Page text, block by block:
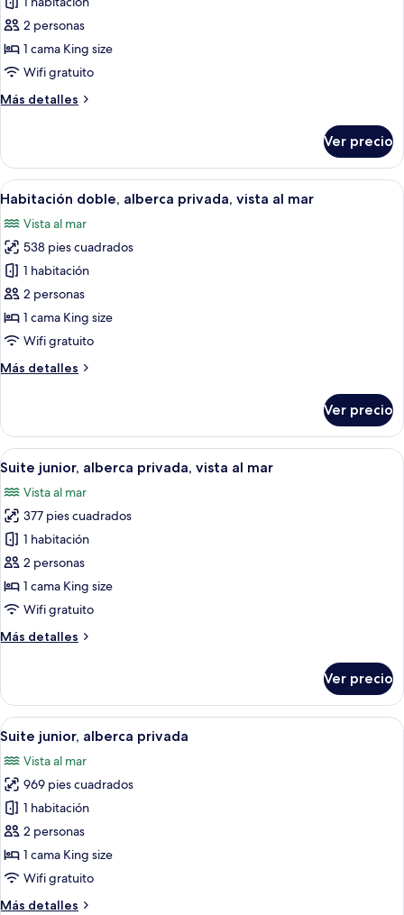
fotos
de
Habitación
doble
2 personas
1 cama King size
Wifi gratuito
Más detalles
Más
doble
Ver precio
Abrir
todas
las
fotos
de
Habitación
doble,
alberca
privada,
vista
Una piscina al borde de un
12
Habitación doble, alberca privada, vista al mar
Vista al mar
538 pies cuadrados
1 habitación
2 personas
1 cama King size
Wifi gratuito
Más detalles
Más
doble,
alberca
privada,
al
mar
Ver precio
Abrir
todas
las
fotos
de
Suite
junior,
alberca
privada,
vista
Un dormitorio con cama con dosel,
8
Suite junior, alberca privada, vista al mar
Vista al mar
377 pies cuadrados
1 habitación
2 personas
1 cama King size
Wifi gratuito
Más detalles
Más
junior,
alberca
privada,
al
mar
Ver precio
Abrir
todas
las
fotos
de
Suite
junior,
alberca
privada
Una piscina con un arco de piedra,
11
Suite junior, alberca privada
Vista al mar
969 pies cuadrados
1 habitación
2 personas
1 cama King size
Wifi gratuito
Más detalles
Más